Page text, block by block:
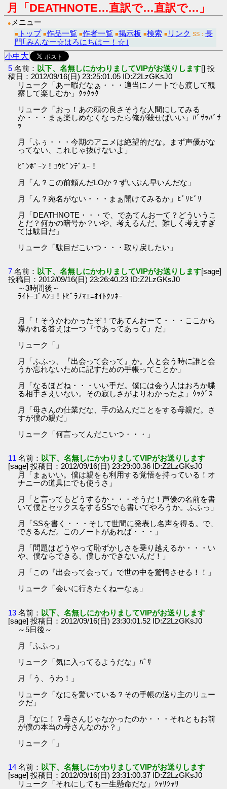
月「DEATHNOTE…直訳で…直訳で…」
● メニュー
■ トップ ■作品一覧 ■作者一覧 ■掲示板 ■検索 ■ リンク SS： 長
門｢みんなー☆はろにちはー！☆｣
小中大
5 名前： 以下、名無しにかわりましてVIPがお送りします[] 投
稿日：2012/09/16(日) 23:25:01.05 ID:Z2LzGKsJ0
リューク「あー暇だなぁ・・・適当にノートでも渡して観
察して楽しむか」ｸｯｸｯｸ
リューク「おっ！あの頭の良さそうな人間にしてみる
か・・・まぁ楽しめなくなったら俺が殺せばいい」ﾊﾞｻｯﾊﾞｻ
ｯ
月「ふぅ・・・今期のアニメは絶望的だな。まず声優がな
ってない、これじゃ抜けないよ」
ﾋﾟﾝﾎﾟｰﾝ！ﾕｳﾋﾞﾝﾃﾞｽｰ！
月「ん？この前頼んだLOか？ずいぶん早いんだな」
月「ん？宛名がない・・・まぁ開けてみるか」ﾋﾞﾘﾋﾞﾘ
月「DEATHNOTE・・・で、であてんおーて？どういうこ
とだ？何かの暗号か？いや、考えるんだ。難しく考えすぎ
ては駄目だ」
リューク「駄目だこいつ・・・取り戻したい」
7 名前： 以下、名無しにかわりましてVIPがお送りします[sage]
投稿日：2012/09/16(日) 23:26:40.23 ID:Z2LzGKsJ0
～3時間後～
ﾗｲﾄｰｺﾞﾊﾝﾖ！ﾄﾋﾞﾗﾉﾏｴﾆｵｲﾄｸﾜﾈｰ
月「！そうかわかったぞ！であてんおーて・・・ここから
導かれる答えは一つ『であってあって』だ」
リューク「」
月「ふふっ、『出会って会って』か。人と会う時に誰と会
うか忘れないために記すための手帳ってことか」
月「なるほどね・・・いい手だ。僕には会う人はおろか喋
る相手さえいない。その寂しさがよりわかったよ」ｳｯｸﾞｽ
月「母さんの仕業だな、手の込んだことをする母親だ。さ
すが僕の親だ」
リューク「何言ってんだこいつ・・・」
11 名前： 以下、名無しにかわりましてVIPがお送りします
[sage] 投稿日：2012/09/16(日) 23:29:00.36 ID:Z2LzGKsJ0
月「まぁいい。僕は親をも利用する覚悟を持っている！オ
ナニーの道具にでも使うさ」
月「と言ってもどうするか・・・そうだ！声優の名前を書
いて僕とセックスをするSSでも書いてやろうか。ふふっ」
月「SSを書く・・・そして世間に発表し名声を得る。で、
できるんだ。このノートがあれば・・・」
月「問題はどうやって恥ずかしさを乗り越えるか・・・い
や、僕ならできる、僕しかできないんだ！」
月「この『出会って会って』で世の中を驚愕させる！！」
リューク「会いに行きたくねーなぁ」
13 名前： 以下、名無しにかわりましてVIPがお送りします
[sage] 投稿日：2012/09/16(日) 23:30:01.52 ID:Z2LzGKsJ0
～5日後～
月「ふふっ」
リューク「気に入ってるようだな」ﾊﾞｻ
月「う、うわ！」
リューク「なにを驚いている？その手帳の送り主のリュー
クだ」
月「なに！？母さんじゃなかったのか・・・それともお前
が僕の本当の母さんなのか？」
リューク「」
14 名前： 以下、名無しにかわりましてVIPがお送りします
[sage] 投稿日：2012/09/16(日) 23:31:00.37 ID:Z2LzGKsJ0
リューク「それにしても一生懸命だな」ｼｬﾘｼｬﾘ